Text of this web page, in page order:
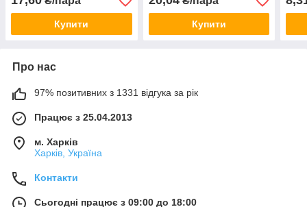
Купити Купити
Про нас
97% позитивних з 1331 відгука за рік
Працює з 25.04.2013
м. Харків
Харків, Україна
Контакти
Сьогодні працює з 09:00 до 18:00